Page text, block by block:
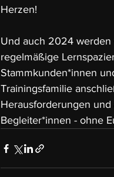
Herzen!
Und auch 2024 werden
regelmäßige
Stammkunden*innen
Trainingsfamilie
Herausforderungen
Begleiter*innen - ohne